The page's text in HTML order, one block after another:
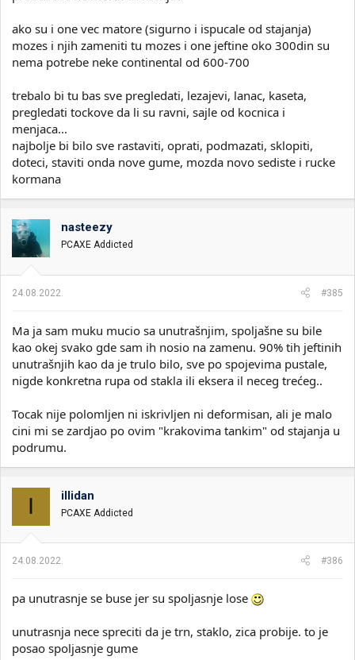
ako su i one vec matore (sigurno i ispucale od stajanja)
mozes i njih zameniti tu mozes i one jeftine oko 300din su
nema potrebe neke continental od 600-700
trebalo bi tu bas sve pregledati, lezajevi, lanac, kaseta,
pregledati tockove da li su ravni, sajle od kocnica i
menjaca...
najbolje bi bilo sve rastaviti, oprati, podmazati, sklopiti,
doteci, staviti onda nove gume, mozda novo sediste i rucke
kormana
nasteezy
PCAXE Addicted
24.08.2022. #385
Ma ja sam muku mucio sa unutrašnjim, spoljašne su bile
kao okej svako gde sam ih nosio na zamenu. 90% tih jeftinih
unutrašnjih kao da je trulo bilo, sve po spojevima pustale,
nigde konkretna rupa od stakla ili eksera il neceg trećeg..
Tocak nije polomljen ni iskrivljen ni deformisan, ali je malo
cini mi se zardjao po ovim "krakovima tankim" od stajanja u
podrumu.
I illidan
PCAXE Addicted
24.08.2022. #386
pa unutrasnje se buse jer su spoljasnje lose
unutrasnja nece spreciti da je trn, staklo, zica probije. to je
posao spoljasnje gume